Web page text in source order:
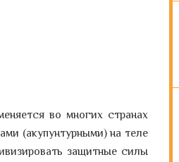
во многих странах
(акупунтурными) на теле
защитные силы